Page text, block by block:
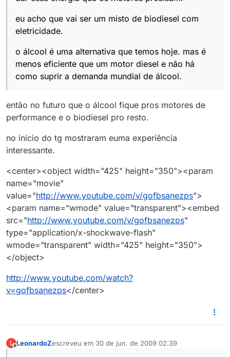
eu acho que vai ser um misto de biodiesel com
eletricidade.
o álcool é uma alternativa que temos hoje. mas é
menos eficiente que um motor diesel e não há
como suprir a demanda mundial de álcool.
então no futuro que o álcool fique pros motores de
performance e o biodiesel pro resto.
no início do tg mostraram euma experiência
interessante.
<center><object width="425" height="350"><param
name="movie"
value="http://www.youtube.com/v/gofbsanezps">
<param name="wmode" value="transparent"><embed
src="http://www.youtube.com/v/gofbsanezps"
type="application/x-shockwave-flash"
wmode="transparent" width="425" height="350">
</object>
http://www.youtube.com/watch?
v=gofbsanezps</center>
L LeonardoZescreveu em 30 de jun. de 2009 02:39
última edição por